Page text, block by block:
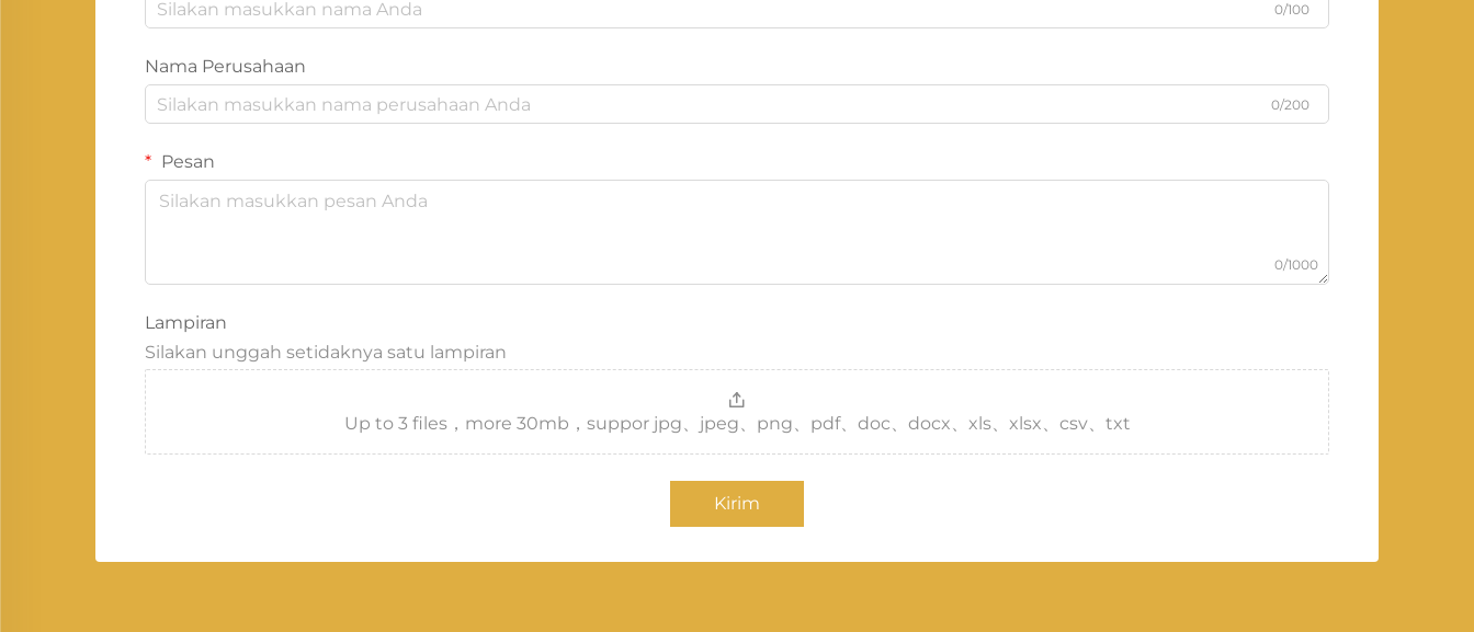
0/100
Nama Perusahaan
0/200
Pesan
0/1000
Lampiran
Silakan unggah setidaknya satu lampiran
Up to 3 files，more 30mb，suppor jpg、jpeg、png、pdf、doc、docx、xls、xlsx、csv、txt
Kirim